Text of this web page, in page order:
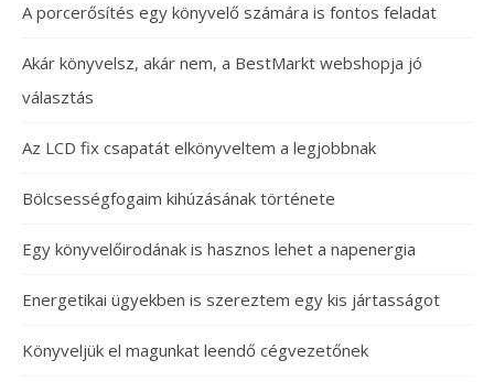
A porcerősítés egy könyvelő számára is fontos feladat
Akár könyvelsz, akár nem, a BestMarkt webshopja jó
választás
Az LCD fix csapatát elkönyveltem a legjobbnak
Bölcsességfogaim kihúzásának története
Egy könyvelőirodának is hasznos lehet a napenergia
Energetikai ügyekben is szereztem egy kis jártasságot
Könyveljük el magunkat leendő cégvezetőnek